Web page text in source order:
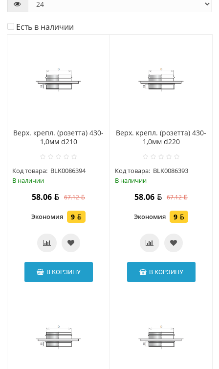
Есть в наличии
Верх. крепл. (розетта) 430-
1,0мм d210
Код товара: BLK0086394
В наличии
58.06 67.12
Экономия 9
В КОРЗИНУ
Верх. крепл. (розетта) 430-
1,0мм d220
Код товара: BLK0086393
В наличии
58.06 67.12
Экономия 9
В КОРЗИНУ